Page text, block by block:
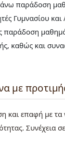
παράδοση
Γυμνασίου και
παράδοση
καθώς και
με
και επαφή με τα
Συνέχεια